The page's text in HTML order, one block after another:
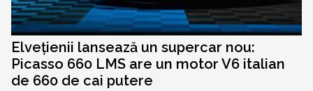
Elvețienii lansează un supercar nou:
Picasso 660 LMS are un motor V6 italian
de 660 de cai putere